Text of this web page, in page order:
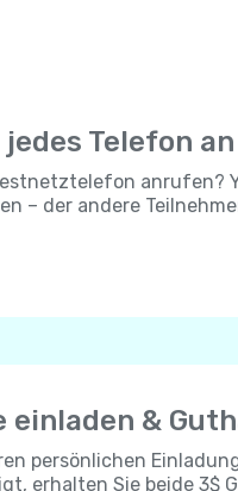
Telefon an
anrufen?
– der andere
einladen &
persönlichen
erhalten Sie beide 3$